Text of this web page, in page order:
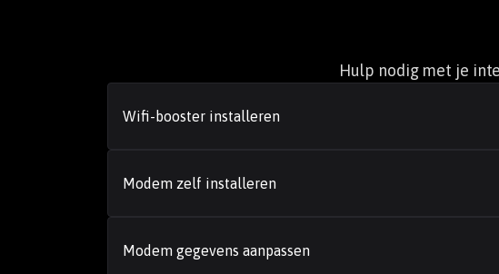
Hulp nodig met je
Wifi-booster installeren
Modem zelf installeren
Modem gegevens aanpassen